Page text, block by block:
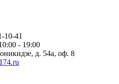
10-41
- 19:00
д. 54а, оф. 8